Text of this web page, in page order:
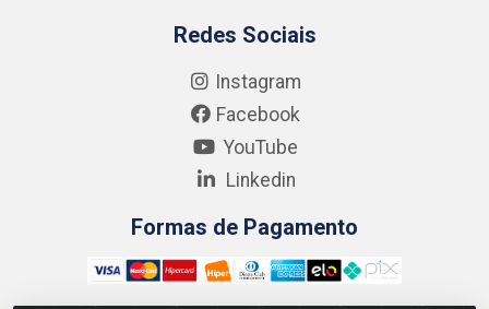
Redes Sociais
Instagram
Facebook
YouTube
Linkedin
Formas de Pagamento